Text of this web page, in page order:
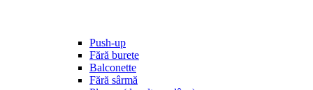
Push-up
Fără burete
Balconette
Fără sârmă